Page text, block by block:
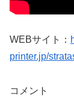
WEBサイト：
printer.jp/
コメント